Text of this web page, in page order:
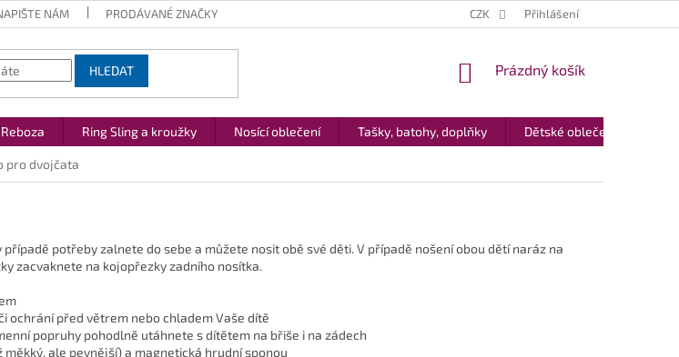
NÁM PRODÁVANÉ ZNAČKY CZK Přihlášení
HLEDAT
NÁKUPNÍ
Prázdný košík
Ring Sling a kroužky Nosící oblečení Tašky, batohy, doplňky Dětské oblečení
pro dvojčata
potřeby zalnete do sebe a můžete nosit obě své děti. V případě nošení obou dětí naráz na
zacvaknete na kojopřezky zadního nosítka.
ochrání před větrem nebo chladem Vaše dítě
popruhy pohodlně utáhnete s dítětem na břiše i na zádech
ale pevnější) a magnetická hrudní sponou